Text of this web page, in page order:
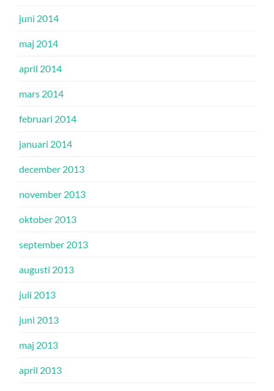
juni 2014
maj 2014
april 2014
mars 2014
februari 2014
januari 2014
december 2013
november 2013
oktober 2013
september 2013
augusti 2013
juli 2013
juni 2013
maj 2013
april 2013